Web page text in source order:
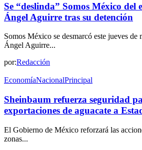
Se “deslinda” Somos México del
Ángel Aguirre tras su detención
Somos México se desmarcó este jueves de
Ángel Aguirre...
por:Redacción
EconomíaNacionalPrincipal
Sheinbaum refuerza seguridad
exportaciones de aguacate a
El Gobierno de México reforzará las
zonas...